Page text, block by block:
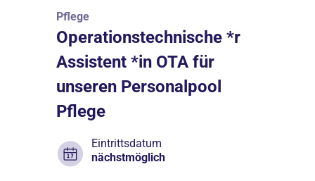
Pflege
Operationstechnische *r
Assistent *in OTA für
unseren Personalpool
Pflege
Eintrittsdatum
nächstmöglich